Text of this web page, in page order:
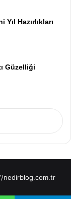
Hazırlıkları
Güzelliği
nedirblog.com.tr